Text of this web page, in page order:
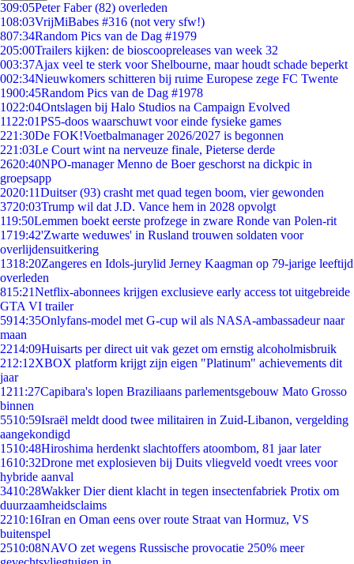
309:05Peter Faber (82) overleden
108:03VrijMiBabes #316 (not very sfw!)
807:34Random Pics van de Dag #1979
205:00Trailers kijken: de bioscoopreleases van week 32
003:37Ajax veel te sterk voor Shelbourne, maar houdt schade beperkt
002:34Nieuwkomers schitteren bij ruime Europese zege FC Twente
1900:45Random Pics van de Dag #1978
1022:04Ontslagen bij Halo Studios na Campaign Evolved
11 22:01PS5-doos waarschuwt voor einde fysieke games
221:30De FOK!Voetbalmanager 2026/2027 is begonnen
221:03Le Court wint na nerveuze finale, Pieterse derde
2620:40NPO-manager Menno de Boer geschorst na dickpic in
groepsapp
2020:11Duitser (93) crasht met quad tegen boom, vier gewonden
3720:03Trump wil dat J.D. Vance hem in 2028 opvolgt
119:50Lemmen boekt eerste profzege in zware Ronde van Polen-rit
1719:42'Zwarte weduwes' in Rusland trouwen soldaten voor
overlijdensuitkering
1318:20Zangeres en Idols-jurylid Jerney Kaagman op 79-jarige leeftijd
overleden
815:21Netflix-abonnees krijgen exclusieve early access tot uitgebreide
GTA VI trailer
5914:35Onlyfans-model met G-cup wil als NASA-ambassadeur naar
maan
2214:09Huisarts per direct uit vak gezet om ernstig alcoholmisbruik
212:12XBOX platform krijgt zijn eigen "Platinum" achievements dit
jaar
1211:27Capibara's lopen Braziliaans parlementsgebouw Mato Grosso
binnen
5510:59Israël meldt dood twee militairen in Zuid-Libanon, vergelding
aangekondigd
1510:48Hiroshima herdenkt slachtoffers atoombom, 81 jaar later
1610:32Drone met explosieven bij Duits vliegveld voedt vrees voor
hybride aanval
3410:28Wakker Dier dient klacht in tegen insectenfabriek Protix om
duurzaamheidsclaims
2210:16Iran en Oman eens over route Straat van Hormuz, VS
buitenspel
2510:08NAVO zet wegens Russische provocatie 250% meer